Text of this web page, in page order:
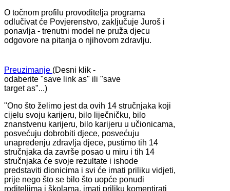
O točnom profilu provoditelja programa
odlučivat će Povjerenstvo, zaključuje Juroš i
ponavlja - trenutni model ne pruža djecu
odgovore na pitanja o njihovom zdravlju.
Preuzimanje (Desni klik -
odaberite "save link as" ili "save
target as"...)
"Ono što želimo jest da ovih 14 stručnjaka koji
cijelu svoju karijeru, bilo liječničku, bilo
znanstvenu karijeru, bilo karijeru u učionicama,
posvećuju dobrobiti djece, posvećuju
unapređenju zdravlja djece, pustimo tih 14
stručnjaka da završe posao u miru i tih 14
stručnjaka će svoje rezultate i ishode
predstaviti dionicima i svi će imati priliku vidjeti,
prije nego što se bilo što uopće ponudi
roditeljima i školama, imati priliku komentirati